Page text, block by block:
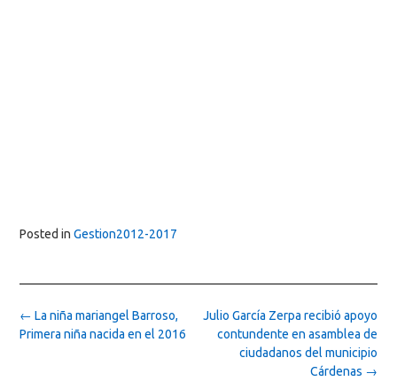
Posted in Gestion2012-2017
Post
navigation
Julio García Zerpa recibió apoyo
contundente en asamblea de
ciudadanos del municipio
Cárdenas →
← La niña mariangel Barroso,
Primera niña nacida en el 2016